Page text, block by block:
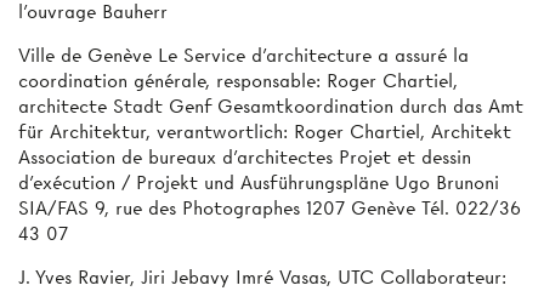
l'ouvrage Bauherr
Ville de Genève Le Service d'architecture a assuré la
coordination générale, responsable: Roger Chartiel,
architecte Stadt Genf Gesamtkoordination durch das Amt
für Architektur, verantwortlich: Roger Chartiel, Architekt
Association de bureaux d'architectes Projet et dessin
d'exécution / Projekt und Ausführungspläne Ugo Brunoni
SIA/FAS 9, rue des Photographes 1207 Genève Tél. 022/36
43 07
J. Yves Ravier, Jiri Jebavy Imré Vasas, UTC Collaborateur: